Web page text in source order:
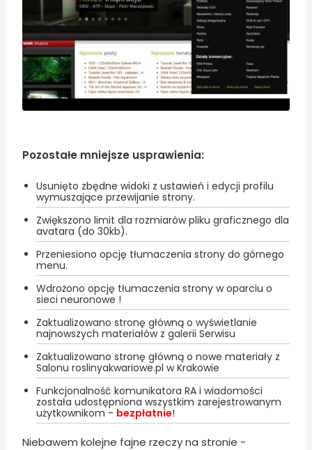
Pozostałe mniejsze usprawienia:
Usunięto zbędne widoki z ustawień i edycji profilu
wymuszające przewijanie strony.
Zwiększono limit dla rozmiarów pliku graficznego dla
avatara (do 30kb).
Przeniesiono opcję tłumaczenia strony do górnego
menu.
Wdrożono opcję tłumaczenia strony w oparciu o
sieci neuronowe !
Zaktualizowano stronę główną o wyświetlanie
najnowszych materiałów z galerii Serwisu
Zaktualizowano stronę główną o nowe materiały z
Salonu roslinyakwariowe.pl w Krakowie
Funkcjonalność komunikatora RA i wiadomości
została udostępniona wszystkim zarejestrowanym
użytkownikom - bezpłatnie!
Niebawem kolejne fajne rzeczy na stronie -